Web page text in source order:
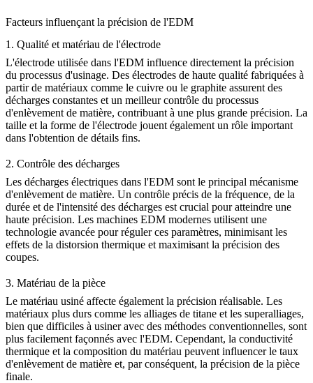
Facteurs influençant la précision de l'EDM
1. Qualité et matériau de l'électrode
L'électrode utilisée dans l'EDM influence directement la précision
du processus d'usinage. Des électrodes de haute qualité fabriquées à
partir de matériaux comme le cuivre ou le graphite assurent des
décharges constantes et un meilleur contrôle du processus
d'enlèvement de matière, contribuant à une plus grande précision. La
taille et la forme de l'électrode jouent également un rôle important
dans l'obtention de détails fins.
2. Contrôle des décharges
Les décharges électriques dans l'EDM sont le principal mécanisme
d'enlèvement de matière. Un contrôle précis de la fréquence, de la
durée et de l'intensité des décharges est crucial pour atteindre une
haute précision. Les machines EDM modernes utilisent une
technologie avancée pour réguler ces paramètres, minimisant les
effets de la distorsion thermique et maximisant la précision des
coupes.
3. Matériau de la pièce
Le matériau usiné affecte également la précision réalisable. Les
matériaux plus durs comme les alliages de titane et les superalliages,
bien que difficiles à usiner avec des méthodes conventionnelles, sont
plus facilement façonnés avec l'EDM. Cependant, la conductivité
thermique et la composition du matériau peuvent influencer le taux
d'enlèvement de matière et, par conséquent, la précision de la pièce
finale.